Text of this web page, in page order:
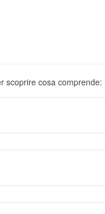
scoprire cosa comprende: